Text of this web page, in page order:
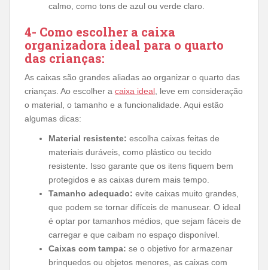
calmo, como tons de azul ou verde claro.
4- Como escolher a caixa
organizadora ideal para o quarto
das crianças:
As caixas são grandes aliadas ao organizar o quarto das
crianças. Ao escolher a caixa ideal , leve em consideração
o material, o tamanho e a funcionalidade. Aqui estão
algumas dicas:
Material resistente: escolha caixas feitas de
materiais duráveis, como plástico ou tecido
resistente. Isso garante que os itens fiquem bem
protegidos e as caixas durem mais tempo.
Tamanho adequado: evite caixas muito grandes,
que podem se tornar difíceis de manusear. O ideal
é optar por tamanhos médios, que sejam fáceis de
carregar e que caibam no espaço disponível.
Caixas com tampa: se o objetivo for armazenar
brinquedos ou objetos menores, as caixas com